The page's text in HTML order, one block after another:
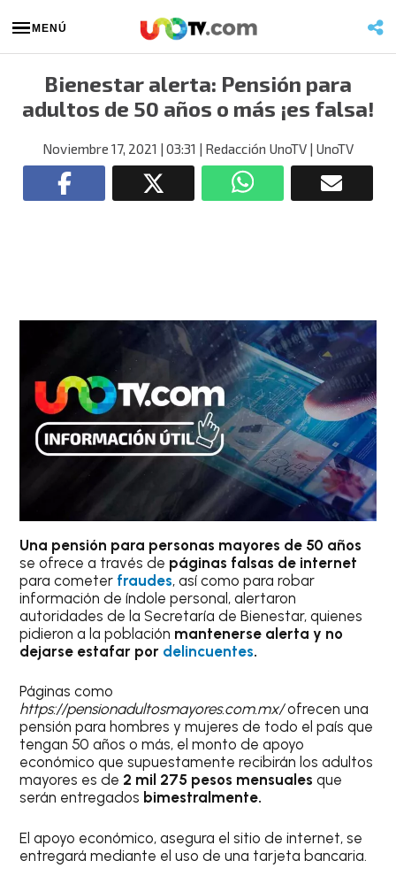
MENÚ
Bienestar alerta: Pensión para
adultos de 50 años o más ¡es falsa!
Noviembre 17, 2021 | 03:31 | Redacción UnoTV | UnoTV
Una pensión para personas mayores de 50 años
se ofrece a través de páginas falsas de internet
para cometer fraudes, así como para robar
información de índole personal, alertaron
autoridades de la Secretaría de Bienestar, quienes
pidieron a la población mantenerse alerta y no
dejarse estafar por delincuentes.
Páginas como
https://pensionadultosmayores.com.mx/ofrecen una
pensión para hombres y mujeres de todo el país que
tengan 50 años o más, el monto de apoyo
económico que supuestamente recibirán los adultos
mayores es de 2 mil 275 pesos mensuales que
serán entregados bimestralmente.
El apoyo económico, asegura el sitio de internet, se
entregará mediante el uso de una tarjeta bancaria.